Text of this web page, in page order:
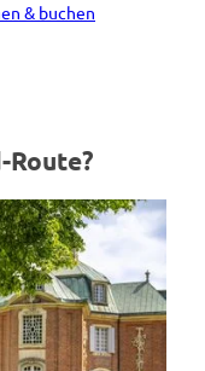
& buchen
Route?